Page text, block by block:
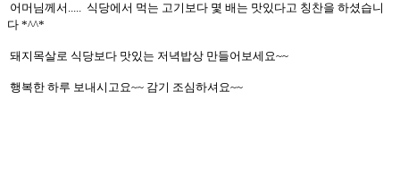
어머님께서..... 식당에서 먹는 고기보다 몇 배는 맛있다고 칭찬을 하셨습니
다 *^^*
돼지목살로 식당보다 맛있는 저녁밥상 만들어보세요~~
행복한 하루 보내시고요~~ 감기 조심하셔요~~